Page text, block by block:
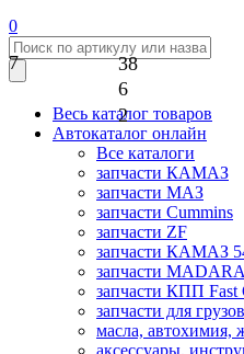
0
Весь каталог товаров
Автокаталог онлайн
Все каталоги
запчасти КАМАЗ
запчасти МАЗ
запчасти Cummins
запчасти ZF
запчасти КАМАЗ
запчасти MADARA
запчасти КПП Fast
запчасти для
масла, автохимия,
6
7 38
2